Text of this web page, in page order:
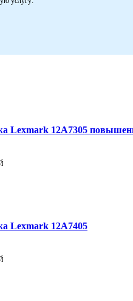
Lexmark 12A7305
Lexmark 12A7405